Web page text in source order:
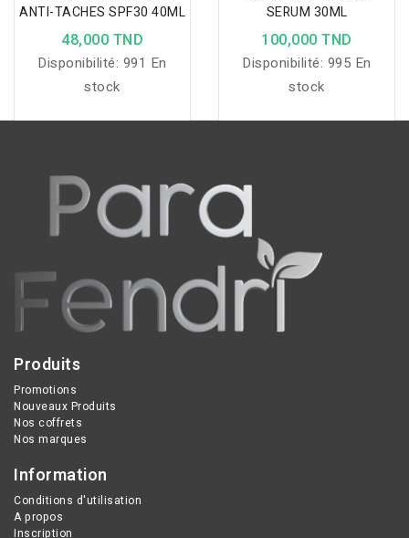
ANTI-TACHES SPF30 40ML
48,000 TND
Disponibilité: 991 En
stock
SERUM 30ML
100,000 TND
Disponibilité: 995 En
stock
Produits
Promotions
Nouveaux Produits
Nos coffrets
Nos marques
Information
Conditions d'utilisation
A propos
Inscription